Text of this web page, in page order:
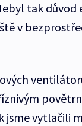
tak důvod
v
jsme vytlačili